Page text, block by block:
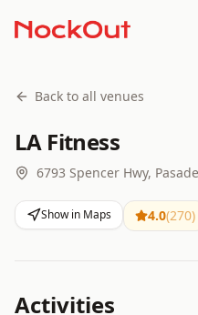
Back to all venues
LA Fitness
6793 Spencer Hwy,
Show in Maps 4.0(270)
Activities